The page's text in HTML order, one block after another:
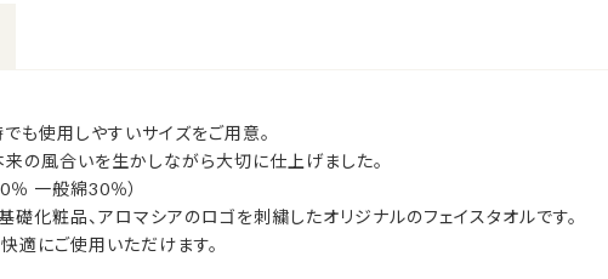
も使用しやすいサイズをご用意。
の風合いを生かしながら大切に仕上げました。
％ 一般綿30％）
化粧品、アロマシアのロゴを刺繍したオリジナルのフェイスタオルです。
適にご使用いただけます。